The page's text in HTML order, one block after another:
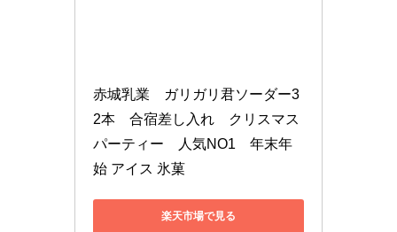
赤城乳業　ガリガリ君ソーダー3
2本　合宿差し入れ　クリスマス
パーティー　人気NO1　年末年
始 アイス 氷菓
楽天市場で見る